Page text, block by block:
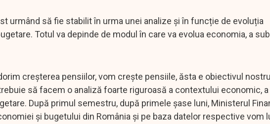
urmând să fie stabilit în urma unei analize și în funcție de evoluția
Totul va depinde de modul în care va evolua economia, a
creșterea pensiilor, vom crește pensiile, ăsta e obiectivul
să facem o analiză foarte riguroasă a contextului economic, a
După primul semestru, după primele șase luni, Ministerul
și bugetului din România și pe baza datelor respective vom